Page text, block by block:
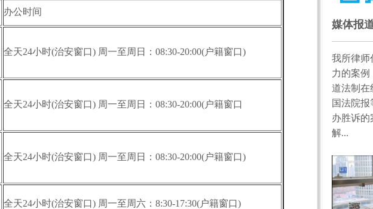
办公时间
全天24小时(治安窗口) 周一至周日：08:30-20:00(户籍窗口)
全天24小时(治安窗口) 周一至周日：08:30-20:00(户籍窗口
全天24小时(治安窗口) 周一至周日：08:30-20:00(户籍窗口)
全天24小时(治安窗口) 周一至周六：8:30-17:30(户籍窗口)
媒体报
我所律师
力的案例
道法制在
国法院
办胜诉的
解...